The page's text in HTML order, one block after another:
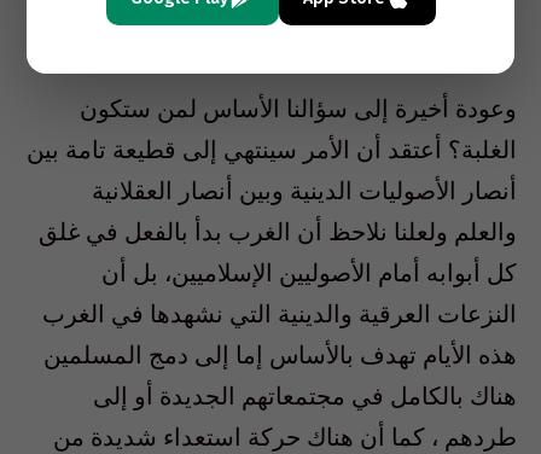
العصور الوسطى.
وعودة أخيرة إلى سؤالنا الأساس لمن ستكون
الغلبة؟ أعتقد أن الأمر سينتهي إلى قطيعة تامة بين
أنصار الأصوليات الدينية وبين أنصار العقلانية
والعلم ولعلنا نلاحظ أن الغرب بدأ بالفعل في غلق
كل أبوابه أمام الأصوليين الإسلاميين، بل أن
النزعات العرقية والدينية التي نشهدها في الغرب
هذه الأيام تهدف بالأساس إما إلى دمج المسلمين
هناك بالكامل في مجتمعاتهم الجديدة أو إلى
طردهم ، كما أن هناك حركة استعداء شديدة من